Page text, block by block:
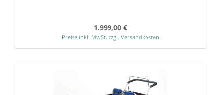
Regulärer Preis:
1.999,00 €
Preise inkl. MwSt. zzgl. Versandkosten